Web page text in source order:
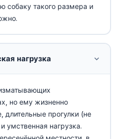
собаку такого размера и
нагрузка
но ему жизненно
длительные прогулки (не
умственная нагрузка.